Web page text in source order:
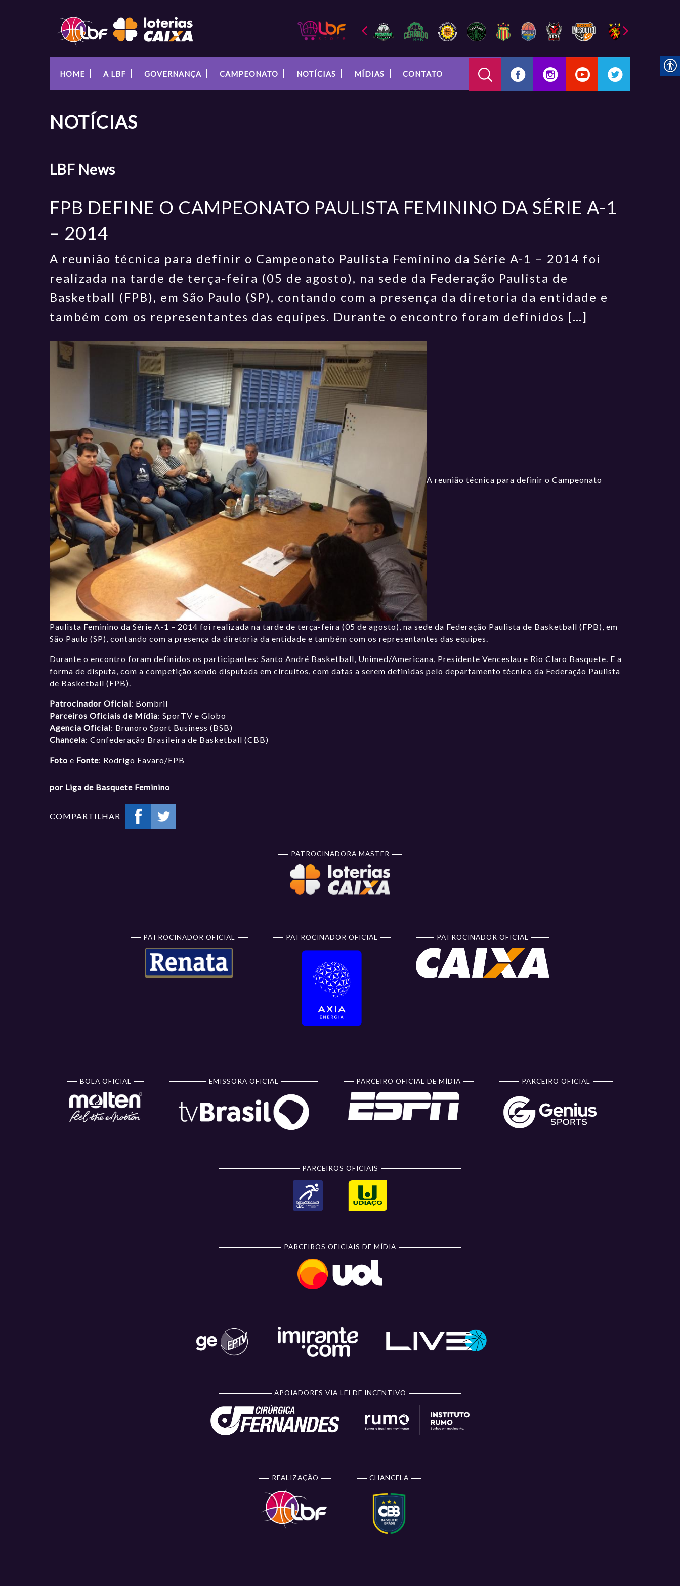
HOME A LBF GOVERNANÇA CAMPEONATO NOTÍCIAS MÍDIAS CONTATO
NOTÍCIAS
LBF News
FPB DEFINE O CAMPEONATO PAULISTA FEMININO DA SÉRIE A-1
– 2014
A reunião técnica para definir o Campeonato Paulista Feminino da Série A-1 – 2014 foi
realizada na tarde de terça-feira (05 de agosto), na sede da Federação Paulista de
Basketball (FPB), em São Paulo (SP), contando com a presença da diretoria da entidade e
também com os representantes das equipes. Durante o encontro foram definidos […]
A reunião técnica para definir o Campeonato
Paulista Feminino da Série A-1 – 2014 foi realizada na tarde de terça-feira (05 de agosto), na sede da Federação Paulista de Basketball (FPB), em
São Paulo (SP), contando com a presença da diretoria da entidade e também com os representantes das equipes.
Durante o encontro foram definidos os participantes: Santo André Basketball, Unimed/Americana, Presidente Venceslau e Rio Claro Basquete. E a
forma de disputa, com a competição sendo disputada em circuitos, com datas a serem definidas pelo departamento técnico da Federação Paulista
de Basketball (FPB).
Patrocinador Oficial: Bombril
Parceiros Oficiais de Mídia: SporTV e Globo
Agencia Oficial: Brunoro Sport Business (BSB)
Chancela: Confederação Brasileira de Basketball (CBB)
Fotoe Fonte: Rodrigo Favaro/FPB
por Liga de Basquete Feminino
COMPARTILHAR
PATROCINADORA MASTER
PATROCINADOR OFICIAL PATROCINADOR OFICIAL PATROCINADOR OFICIAL
BOLA OFICIAL EMISSORA OFICIAL PARCEIRO OFICIAL DE MÍDIA PARCEIRO OFICIAL
PARCEIROS OFICIAIS
PARCEIROS OFICIAIS DE MÍDIA
APOIADORES VIA LEI DE INCENTIVO
REALIZAÇÃO CHANCELA